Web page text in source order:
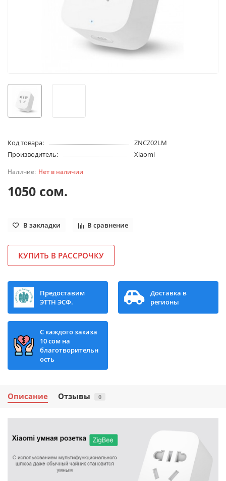
Код товара:
ZNCZ02LM
Производитель:
Xiaomi
Нет в наличии
1050 сом.
В закладки В сравнение
КУПИТЬ В РАССРОЧКУ
Предоставим
ЭТТН ЭСФ.
Доставка в
регионы
С каждого заказа
10 сом на
благотворительн
ость
Описание Отзывы 0